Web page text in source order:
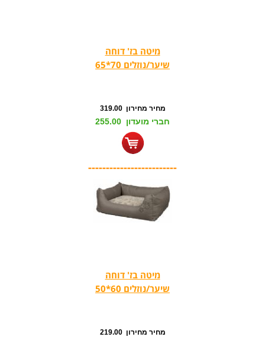
מיטה בז' דוחה
שיער/נוזלים 70*65
מחיר מחירון 319.00
חברי מועדון 255.00
-------------------------
מיטה בז' דוחה
שיער/נוזלים 60*50
מחיר מחירון 219.00